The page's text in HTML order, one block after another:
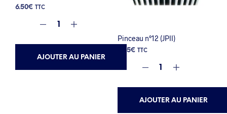
6.50€ TTC
AJOUTER AU PANIER
Pinceau n°12 (JPII)
0.45€ TTC
AJOUTER AU PANIER